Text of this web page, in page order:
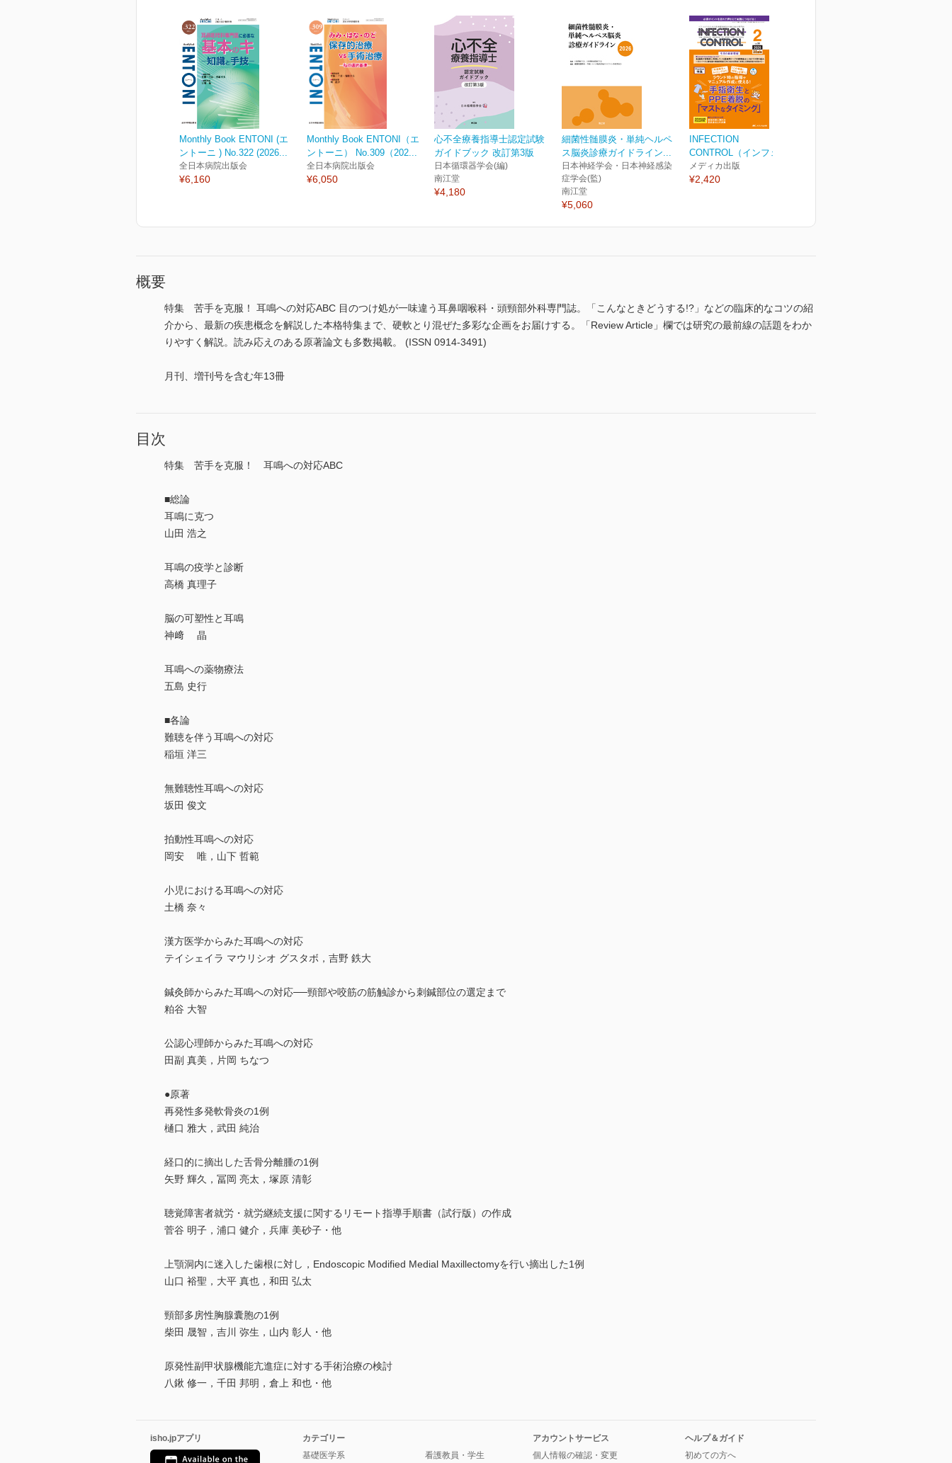
Monthly Book ENTONI (エ
ントーニ ) No.322 (2026...
全日本病院出版会
¥6,160
Monthly Book ENTONI（エ
ントーニ） No.309（202...
全日本病院出版会
¥6,050
心不全療養指導士認定試験
ガイドブック 改訂第3版
日本循環器学会(編)
南江堂
¥4,180
細菌性髄膜炎・単純ヘルペ
ス脳炎診療ガイドライン...
日本神経学会・日本神経感染
症学会(監)
南江堂
¥5,060
INFECTION
CONTROL（インフェク...
メディカ出版
¥2,420
概要
特集 苦手を克服！ 耳鳴への対応ABC 目のつけ処が一味違う耳鼻咽喉科・頭頸部外科専門誌。「こんなときどうする!?」などの臨床的なコツの紹
介から、最新の疾患概念を解説した本格特集まで、硬軟とり混ぜた多彩な企画をお届けする。「Review Article」欄では研究の最前線の話題をわか
りやすく解説。読み応えのある原著論文も多数掲載。 (ISSN 0914-3491)
月刊、増刊号を含む年13冊
目次
特集 苦手を克服！ 耳鳴への対応ABC
■総論
耳鳴に克つ
山田 浩之
耳鳴の疫学と診断
高橋 真理子
脳の可塑性と耳鳴
神﨑 晶
耳鳴への薬物療法
五島 史行
■各論
難聴を伴う耳鳴への対応
稲垣 洋三
無難聴性耳鳴への対応
坂田 俊文
拍動性耳鳴への対応
岡安 唯，山下 哲範
小児における耳鳴への対応
土橋 奈々
漢方医学からみた耳鳴への対応
テイシェイラ マウリシオ グスタボ，吉野 鉄大
鍼灸師からみた耳鳴への対応──頸部や咬筋の筋触診から刺鍼部位の選定まで
粕谷 大智
公認心理師からみた耳鳴への対応
田副 真美，片岡 ちなつ
●原著
再発性多発軟骨炎の1例
樋口 雅大，武田 純治
経口的に摘出した舌骨分離腫の1例
矢野 輝久，冨岡 亮太，塚原 清彰
聴覚障害者就労・就労継続支援に関するリモート指導手順書（試行版）の作成
菅谷 明子，浦口 健介，兵庫 美砂子・他
上顎洞内に迷入した歯根に対し，Endoscopic Modified Medial Maxillectomyを行い摘出した1例
山口 裕聖，大平 真也，和田 弘太
頸部多房性胸腺囊胞の1例
柴田 晟智，吉川 弥生，山内 彰人・他
原発性副甲状腺機能亢進症に対する手術治療の検討
八鍬 修一，千田 邦明，倉上 和也・他
isho.jpアプリ
カテゴリー
基礎医学系
看護教員・学生
アカウントサービス
個人情報の確認・変更
ヘルプ＆ガイド
初めての方へ